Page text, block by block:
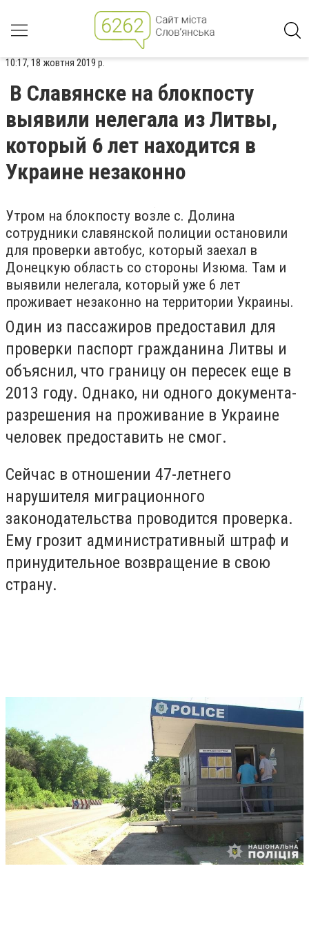
10:17, 18 жовтня 2019 р.
В Славянске на блокпосту
выявили нелегала из Литвы,
который 6 лет находится в
Украине незаконно
Утром на блокпосту возле с. Долина
сотрудники славянской полиции остановили
для проверки автобус, который заехал в
Донецкую область со стороны Изюма. Там и
выявили нелегала, который уже 6 лет
проживает незаконно на территории Украины.
Один из пассажиров предоставил для
проверки паспорт гражданина Литвы и
объяснил, что границу он пересек еще в
2013 году. Однако, ни одного документа-
разрешения на проживание в Украине
человек предоставить не смог.
Сейчас в отношении 47-летнего
нарушителя миграционного
законодательства проводится проверка.
Ему грозит административный штраф и
принудительное возвращение в свою
страну.